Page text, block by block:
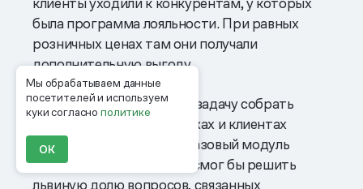
Мы обрабатываем данные
посетителей и используем
куки согласнополитике
ОК
была программа лояльности. При равных
розничных ценах там они получали
дополнительную выгоду.
Мы ставили перед собой задачу собрать
воедино данные о продажах и клиентах
в рознице и через сайт. Базовый модуль
бонусной системы 1С не смог бы решить
львиную долю вопросов, связанных